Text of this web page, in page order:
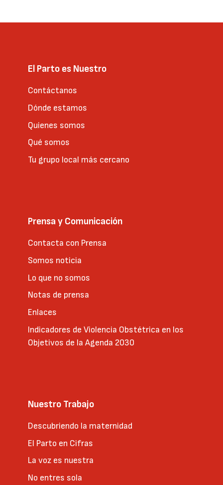
El Parto es Nuestro
Contáctanos
Dónde estamos
Quienes somos
Qué somos
Tu grupo local más cercano
Prensa y Comunicación
Contacta con Prensa
Somos noticia
Lo que no somos
Notas de prensa
Enlaces
Indicadores de Violencia Obstétrica en los
Objetivos de la Agenda 2030
Nuestro Trabajo
Descubriendo la maternidad
El Parto en Cifras
La voz es nuestra
No entres sola